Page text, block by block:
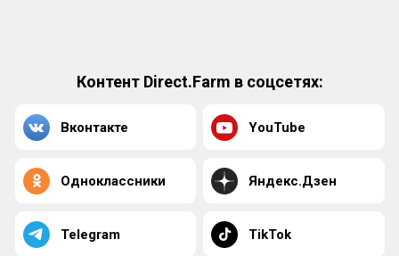
Контент Direct.Farm в соцсетях:
Вконтакте YouTube
Одноклассники Яндекс.Дзен
Telegram TikTok